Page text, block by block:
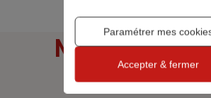
Notre adresse
horaires
Paramétrer mes
Accepter & fermer